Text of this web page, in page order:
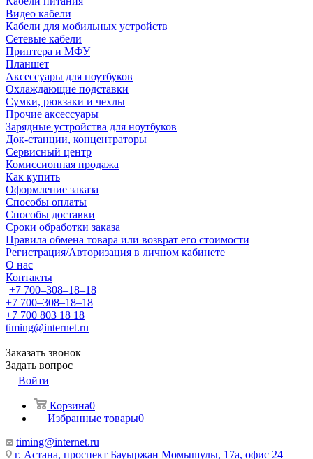
Видео кабели
Кабели для мобильных устройств
Сетевые кабели
Принтера и МФУ
Планшет
Аксессуары для ноутбуков
Охлаждающие подставки
Сумки, рюкзаки и чехлы
Прочие аксессуары
Зарядные устройства для ноутбуков
Док-станции, концентраторы
Сервисный центр
Комиссионная продажа
Как купить
Оформление заказа
Способы оплаты
Способы доставки
Сроки обработки заказа
Правила обмена товара или возврат его стоимости
Регистрация/Авторизация в личном кабинете
О нас
Контакты
+7 700‒308‒18‒18
+7 700‒308‒18‒18
+7 700 803 18 18
timing@internet.ru
Заказать звонок
Задать вопрос
Войти
Корзина0
Избранные товары0
timing@internet.ru
г. Астана, проспект Бауыржан Момышулы, 17а, офис 24